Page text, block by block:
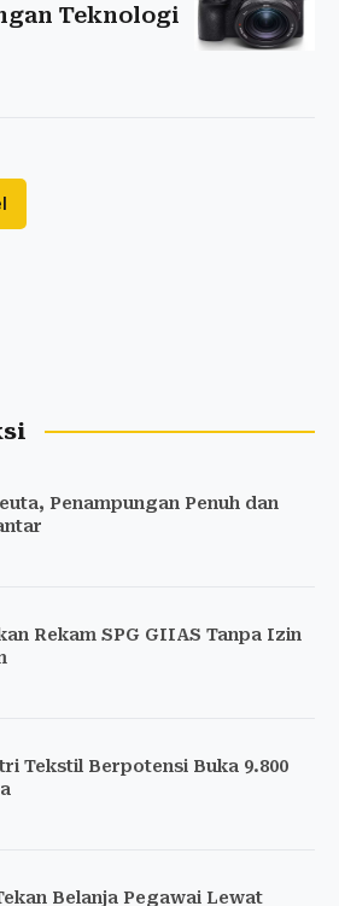
Teknologi
Penampungan Penuh dan
Rekam SPG GIIAS Tanpa Izin
Tekstil Berpotensi Buka 9.800
Belanja Pegawai Lewat